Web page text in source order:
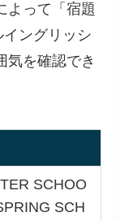
よって「宿題
ングリッシ
気を確認でき
SCHOO
SCH